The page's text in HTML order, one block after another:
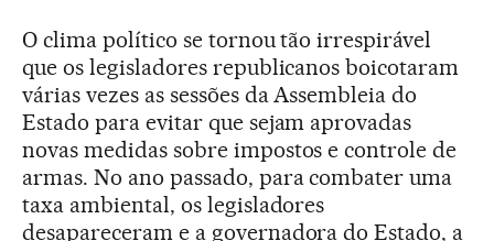
O clima político se tornou tão irrespirável
que os legisladores republicanos boicotaram
várias vezes as sessões da Assembleia do
Estado para evitar que sejam aprovadas
novas medidas sobre impostos e controle de
armas. No ano passado, para combater uma
taxa ambiental, os legisladores
desapareceram e a governadora do Estado, a